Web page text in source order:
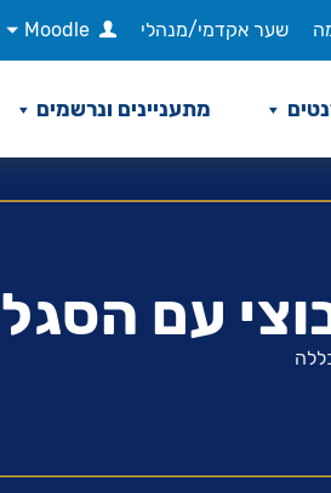
שער אקדמי/מנהלי Moodle
מתעניינים ונרשמים
עם